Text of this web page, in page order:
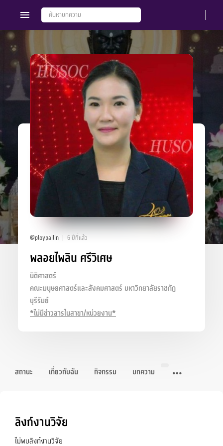
@ploypailin 6 ปีที่แล้ว
พลอยไพลิน ศรีวิเศษ
นิติศาสตร์
คณะมนุษยศาสตร์และสังคมศาสตร์ มหาวิทยาลัยราชภัฏ
บุรีรัมย์
*ไม่มีข่าวสารในสาขา/หน่วยงาน*
สถานะ เกี่ยวกับฉัน กิจกรรม บทความ
ลิงก์งานวิจัย
ไม่พบลิงก์งานวิจัย
Members Groups